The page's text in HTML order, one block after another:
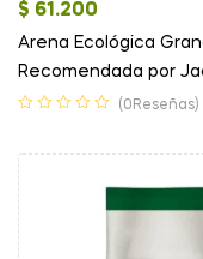
$ 61.200
Arena Ecológica
Recomendada por
(0Reseñas)